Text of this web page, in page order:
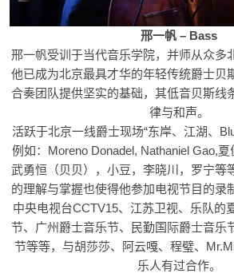
邢一帆 – Bass
邢一帆受训于当代音乐学院，并师从众多
他已成为北京最具才华的年轻传统爵士贝
合奏团队提供坚实的基础，其低音贝斯线
律与和声。
活跃于北京一线爵士现场“东岸、江湖、
例如：Moreno Donadel, Nathaniel Gao,
武勇恒（贝贝），小豆，李晓川，罗宁等
的理解与掌握也使得他参加电视节目的录
中央电视台CCTV15、江苏卫视、乐队的
节、广州爵士音乐节、民勤国际爵士音乐
节等等，与胡莎莎、阿云嘎、程璧、
乐人有过合作。